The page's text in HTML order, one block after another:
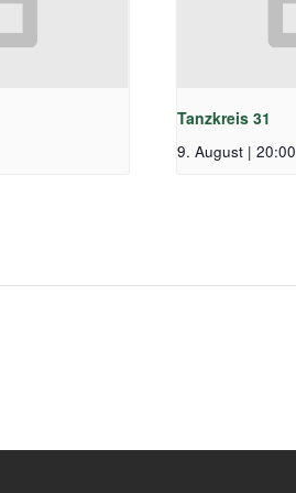
Tanzkreis 31
9. August | 20:00